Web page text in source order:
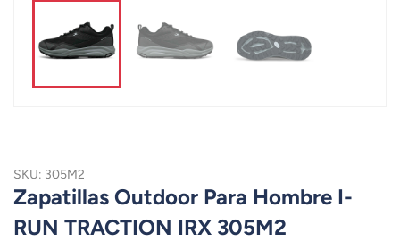
SKU: 305M2
Zapatillas Outdoor Para Hombre I-
RUN TRACTION IRX 305M2